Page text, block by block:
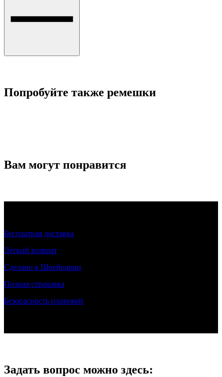
Попробуйте также ремешки
Вам могут понравится
Бесплатная доставка
Легкий возврат
Сделано в Швейцарии
Полная страховка
Безопасность платежей
Задать вопрос можно здесь: